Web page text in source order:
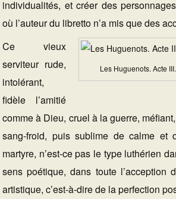
individualités, et créer des
où l’auteur du libretto n’a mis que des
Les Huguenots. Acte
Ce vieux
serviteur rude,
intolérant,
fidèle l’amitié
comme à Dieu, cruel à la guerre,
sang-froid, puis sublime de calme et
martyre, n’est-ce pas le type luthérien
sens poétique, dans toute l’acception
artistique, c’est-à-dire de la perfection